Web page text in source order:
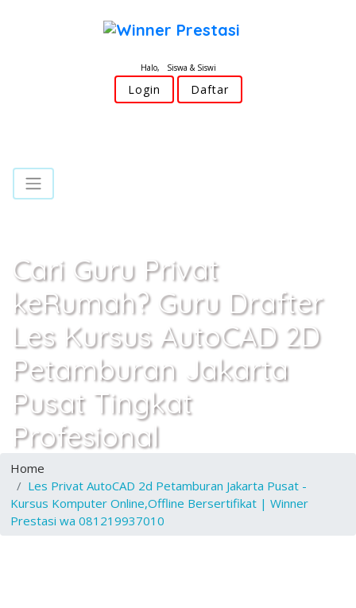
Halo, Siswa & Siswi
Login Daftar
Cari Guru Privat
keRumah? Guru Drafter
Les Kursus AutoCAD 2D
Petamburan Jakarta
Pusat Tingkat
Profesional
Home
Les Privat AutoCAD 2d Petamburan Jakarta Pusat -
Kursus Komputer Online,Offline Bersertifikat | Winner
Prestasi wa 081219937010